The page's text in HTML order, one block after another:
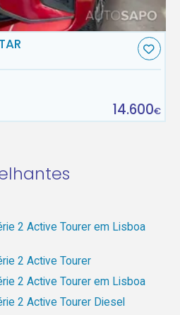
14.600€
2 Active Tourer em Lisboa
2 Active Tourer
2 Active Tourer em Lisboa
2 Active Tourer Diesel